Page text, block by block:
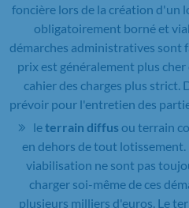
foncière lors de la création d'un
obligatoirement borné et
démarches administratives sont
prix est généralement plus
cahier des charges plus strict.
prévoir pour l'entretien des
leterrain diffusou terrain
en dehors de tout
viabilisation ne sont pas
charger soi-même de ces
plusieurs milliers d'euros. Le